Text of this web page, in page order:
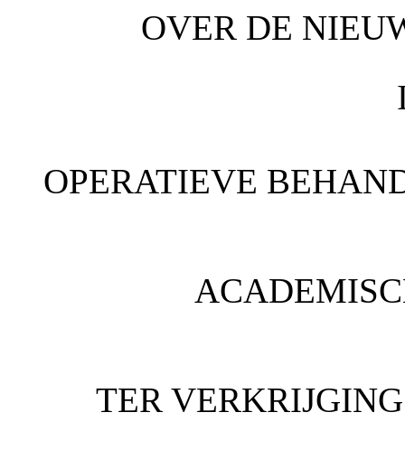
OVER DE
OPERATIEVE
TER